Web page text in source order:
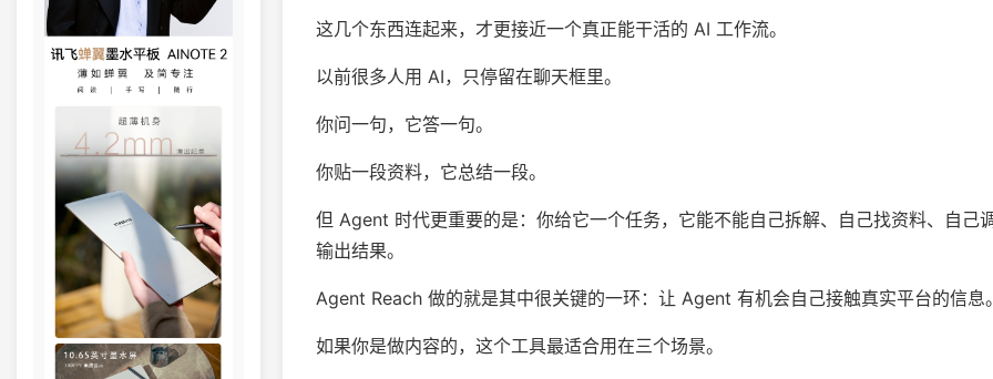
这几个东西连起来，才更接近一个真正能干活的 AI 工作流。
以前很多人用 AI，只停留在聊天框里。
你问一句，它答一句。
你贴一段资料，它总结一段。
但 Agent 时代更重要的是：你给它一个任务，它能不能自己拆解、自己找资料、自己
输出结果。
Agent Reach 做的就是其中很关键的一环：让 Agent 有机会自己接触真实平台的信息
如果你是做内容的，这个工具最适合用在三个场景。